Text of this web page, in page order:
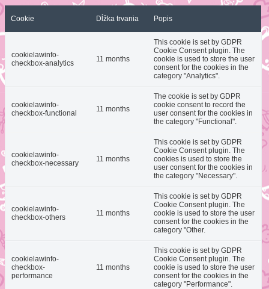
Cookie Dĺžka trvania Popis
cookielawinfo-
checkbox-analytics
11 months
This cookie is set by GDPR
Cookie Consent plugin. The
cookie is used to store the user
consent for the cookies in the
category "Analytics".
cookielawinfo-
checkbox-functional
11 months
The cookie is set by GDPR
cookie consent to record the
user consent for the cookies in
the category "Functional".
cookielawinfo-
checkbox-necessary
11 months
This cookie is set by GDPR
Cookie Consent plugin. The
cookies is used to store the
user consent for the cookies in
the category "Necessary".
cookielawinfo-
checkbox-others
11 months
This cookie is set by GDPR
Cookie Consent plugin. The
cookie is used to store the user
consent for the cookies in the
category "Other.
cookielawinfo-
checkbox-
performance
11 months
This cookie is set by GDPR
Cookie Consent plugin. The
cookie is used to store the user
consent for the cookies in the
category "Performance".